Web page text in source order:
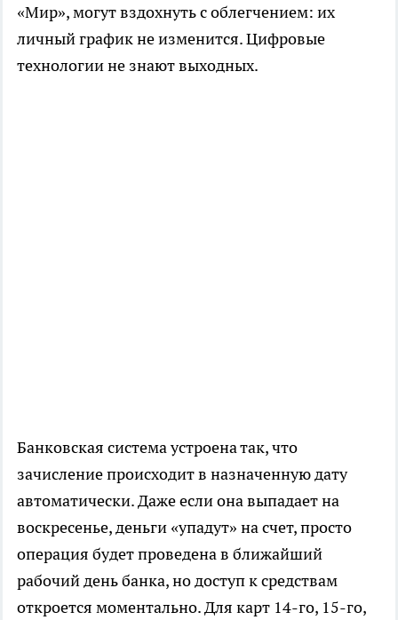
«Мир», могут вздохнуть с облегчением: их
личный график не изменится. Цифровые
технологии не знают выходных.
Банковская система устроена так, что
зачисление происходит в назначенную дату
автоматически. Даже если она выпадает на
воскресенье, деньги «упадут» на счет, просто
операция будет проведена в ближайший
рабочий день банка, но доступ к средствам
откроется моментально. Для карт 14-го, 15-го,